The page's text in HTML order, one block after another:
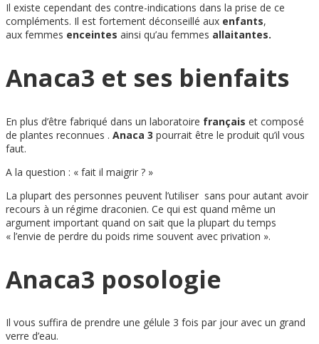
Il existe cependant des contre-indications dans la prise de ce
compléments. Il est fortement déconseillé aux enfants,
aux femmes enceintes ainsi qu’au femmes allaitantes.
Anaca3 et ses bienfaits
En plus d’être fabriqué dans un laboratoire français et composé
de plantes reconnues . Anaca 3 pourrait être le produit qu’il vous
faut.
A la question : « fait il maigrir ? »
La plupart des personnes peuvent l’utiliser sans pour autant avoir
recours à un régime draconien. Ce qui est quand même un
argument important quand on sait que la plupart du temps
« l’envie de perdre du poids rime souvent avec privation ».
Anaca3 posologie
Il vous suffira de prendre une gélule 3 fois par jour avec un grand
verre d’eau.